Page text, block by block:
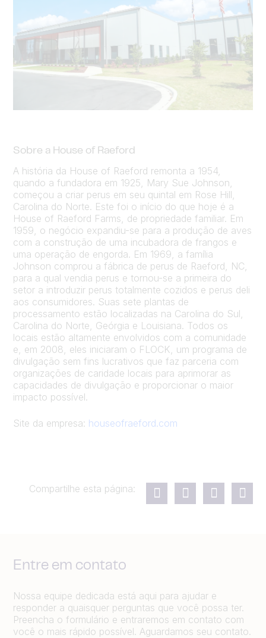
Sobre a House of Raeford
A história da House of Raeford remonta a 1954,
quando a fundadora em 1925, Mary Sue Johnson,
começou a criar perus em seu quintal em Rose Hill,
Carolina do Norte. Este foi o início do que hoje é a
House of Raeford Farms, de propriedade familiar. Em
1959, o negócio expandiu-se para a produção de aves
com a construção de uma incubadora de frangos e
uma operação de engorda. Em 1969, a família
Johnson comprou a fábrica de perus de Raeford, NC,
para a qual vendia perus e tornou-se a primeira do
setor a introduzir perus totalmente cozidos e perus deli
aos consumidores. Suas sete plantas de
processamento estão localizadas na Carolina do Sul,
Carolina do Norte, Geórgia e Louisiana. Todos os
locais estão altamente envolvidos com a comunidade
e, em 2008, eles iniciaram o FLOCK, um programa de
divulgação sem fins lucrativos que faz parceria com
organizações de caridade locais para aprimorar as
capacidades de divulgação e proporcionar o maior
impacto possível.
Site da empresa: houseofraeford.com
Compartilhe esta página:
Entre em contato
Nossa equipe dedicada está aqui para ajudar e
responder a quaisquer perguntas que você possa ter.
Preencha o formulário e entraremos em contato com
você o mais rápido possível. Aguardamos seu contato.